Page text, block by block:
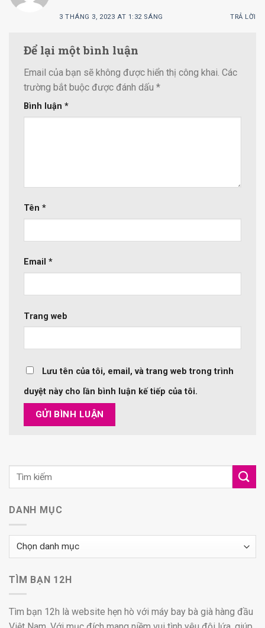
3 THÁNG 3, 2023 AT 1:32 SÁNG TRẢ LỜI
Để lại một bình luận
Email của bạn sẽ không được hiển thị công khai. Các
trường bắt buộc được đánh dấu *
Bình luận *
Tên *
Email *
Trang web
Lưu tên của tôi, email, và trang web trong trình
duyệt này cho lần bình luận kế tiếp của tôi.
DANH MỤC
Danh
TÌM BẠN 12H
Tìm bạn 12h là website hẹn hò với máy bay bà già hàng đầu